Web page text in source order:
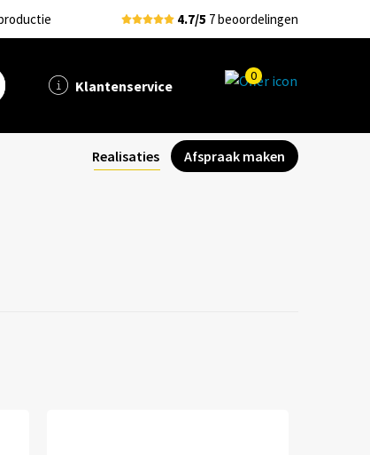
4.7/5 7 beoordelingen
Klantenservice
0
Realisaties Afspraak maken